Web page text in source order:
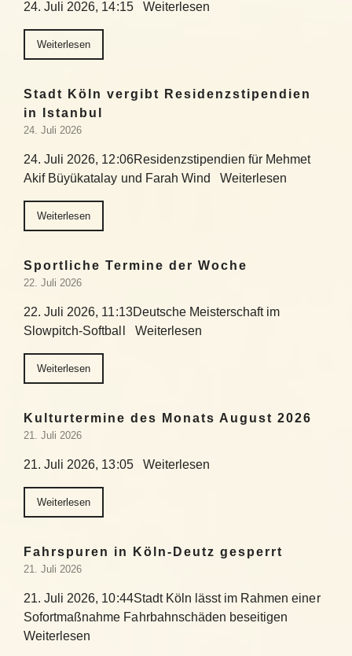
24. Juli 2026, 14:15 Weiterlesen
Weiterlesen
Stadt Köln vergibt Residenzstipendien
in Istanbul
24. Juli 2026
24. Juli 2026, 12:06Residenzstipendien für Mehmet
Akif Büyükatalay und Farah Wind Weiterlesen
Weiterlesen
Sportliche Termine der Woche
22. Juli 2026
22. Juli 2026, 11:13Deutsche Meisterschaft im
Slowpitch-Softball Weiterlesen
Weiterlesen
Kulturtermine des Monats August 2026
21. Juli 2026
21. Juli 2026, 13:05 Weiterlesen
Weiterlesen
Fahrspuren in Köln-Deutz gesperrt
21. Juli 2026
21. Juli 2026, 10:44Stadt Köln lässt im Rahmen einer
Sofortmaßnahme Fahrbahnschäden beseitigen
Weiterlesen